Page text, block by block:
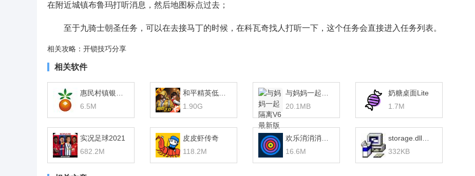
在附近城镇布鲁玛打听消息，然后地图标点过去；
至于九骑士朝圣任务，可以在去接马丁的时候，在科瓦奇找人打听一下，这个任务会直接进入任务列表。
相关攻略：开锁技巧分享
相关软件
惠民村镇银行网银助手
6.5M
和平精英低配版
1.90G
与妈妈一起隔离V6最新版 v1.0
20.1MB
奶糖桌面Lite
1.7M
实况足球2021
682.2M
皮皮虾传奇
118.2M
欢乐消消消赚钱版
16.6M
storage.dll下载
332KB